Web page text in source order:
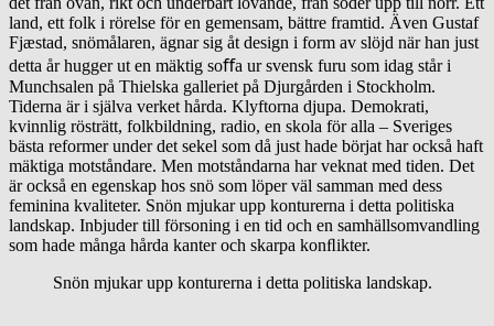
land, ett folk i rörelse för en gemensam, bättre framtid. Även Gustaf
Fjæstad, snömålaren, ägnar sig åt design i form av slöjd när han just
detta år hugger ut en mäktig soﬀa ur svensk furu som idag står i
Munchsalen på Thielska galleriet på Djurgården i Stockholm.
Tiderna är i själva verket hårda. Klyftorna djupa. Demokrati,
kvinnlig rösträtt, folkbildning, radio, en skola för alla – Sveriges
bästa reformer under det sekel som då just hade börjat har också haft
mäktiga motståndare. Men motståndarna har veknat med tiden. Det
är också en egenskap hos snö som löper väl samman med dess
feminina kvaliteter. Snön mjukar upp konturerna i detta politiska
landskap. Inbjuder till försoning i en tid och en samhällsomvandling
som hade många hårda kanter och skarpa konﬂikter.
Snön mjukar upp konturerna i detta politiska landskap.